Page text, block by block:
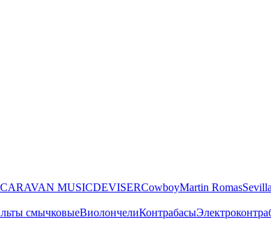
CARAVAN MUSICDEVISERCowboyMartin Romas
смычковыеВиолончелиКонтрабасы